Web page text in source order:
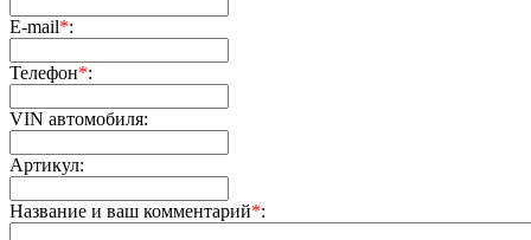
E-mail*:
Телефон*:
VIN автомобиля:
Артикул:
Название и ваш комментарий*: